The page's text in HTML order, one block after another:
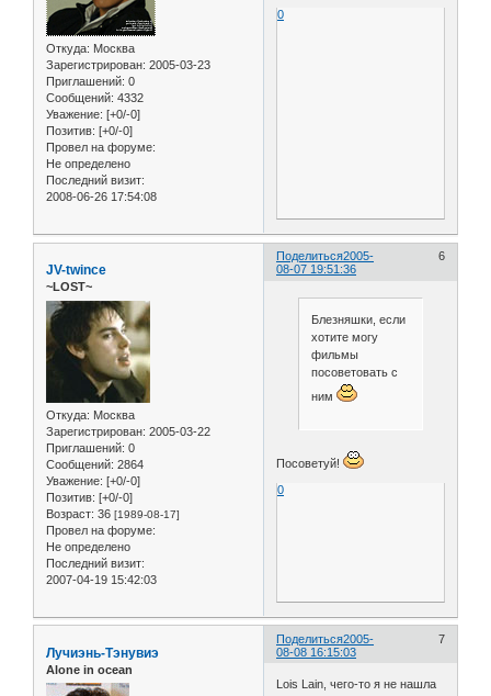
Откуда: Москва
Зарегистрирован: 2005-03-23
Приглашений: 0
Сообщений: 4332
Уважение: [+0/-0]
Позитив: [+0/-0]
Провел на форуме:
Не определено
Последний визит:
2008-06-26 17:54:08
0
Поделиться 6
2005-
08-07 19:51:36
JV-twince
~LOST~
Откуда: Москва
Зарегистрирован: 2005-03-22
Приглашений: 0
Сообщений: 2864
Уважение: [+0/-0]
Позитив: [+0/-0]
Возраст: 36 [1989-08-17]
Провел на форуме:
Не определено
Последний визит:
2007-04-19 15:42:03
Блезняшки, если
хотите могу
фильмы
посоветовать с
ним
Посоветуй!
0
Поделиться 7
2005-
08-08 16:15:03
Лучиэнь-Тэнувиэ
Alone in ocean
Lois Lain, чего-то я не нашла